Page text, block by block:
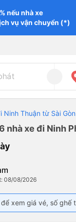
nếu nhà xe
vụ vận chuyển (*)
Ninh Thuận từ Sài Gòn
nhà xe đi Ninh
08/08/2026
xem giá vé, số